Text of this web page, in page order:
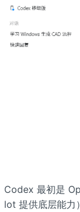
Codex 最初是
lot 提供底层能力